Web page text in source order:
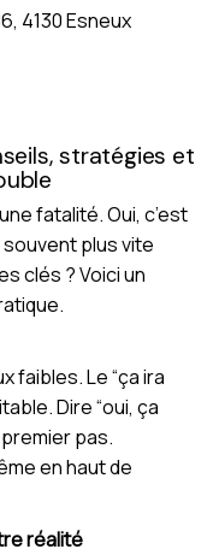
4130 Esneux
stratégies et
fatalité. Oui, c’est
plus vite
clés ? Voici un
faibles. Le “ça ira
Dire “oui, ça
premier pas.
en haut de
réalité